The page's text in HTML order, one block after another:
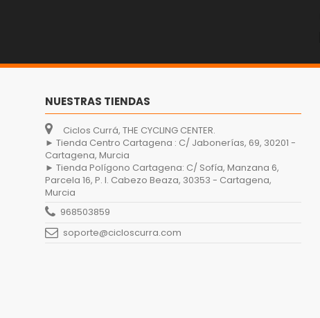
NUESTRAS TIENDAS
Ciclos Currá, THE CYCLING CENTER.
► Tienda Centro Cartagena : C/ Jabonerías, 69, 30201 -
Cartagena, Murcia
► Tienda Polígono Cartagena: C/ Sofía, Manzana 6,
Parcela 16, P. I. Cabezo Beaza, 30353 - Cartagena,
Murcia
968503859
soporte@cicloscurra.com